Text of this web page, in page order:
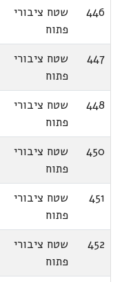
446
שטח ציבורי
פתוח
447
שטח ציבורי
פתוח
448
שטח ציבורי
פתוח
450
שטח ציבורי
פתוח
451
שטח ציבורי
פתוח
452
שטח ציבורי
פתוח